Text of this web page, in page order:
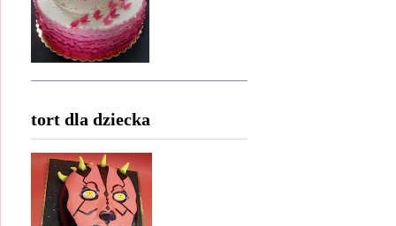
tort dla dziecka